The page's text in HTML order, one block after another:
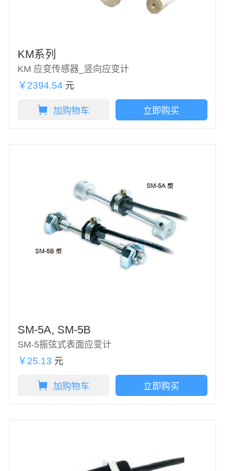
KM系列
KM 应变传感器_竖向应变计
￥2394.54 元
加购物车 立即购买
SM-5A, SM-5B
SM-5振弦式表面应变计
￥25.13 元
加购物车 立即购买